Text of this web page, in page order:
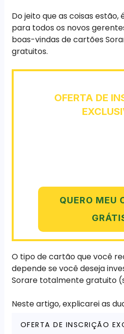
Do jeito que as coisas
para todos os novos
boas-vindas de cartões
gratuitos.
OFERTA DE
QUERO MEU
O tipo de cartão que você
depende se você deseja
Sorare totalmente gratuito
Neste artigo, explicarei as
OFERTA DE INSCRIÇÃO